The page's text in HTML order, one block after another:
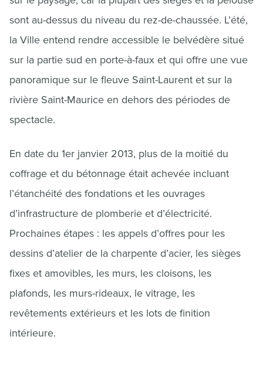
sont au-dessus du niveau du rez-de-chaussée. L’été,
la Ville entend rendre accessible le belvédère situé
sur la partie sud en porte-à-faux et qui offre une vue
panoramique sur le fleuve Saint-Laurent et sur la
rivière Saint-Maurice en dehors des périodes de
spectacle.
En date du 1er janvier 2013, plus de la moitié du
coffrage et du bétonnage était achevée incluant
l’étanchéité des fondations et les ouvrages
d’infrastructure de plomberie et d’électricité.
Prochaines étapes : les appels d’offres pour les
dessins d’atelier de la charpente d’acier, les sièges
fixes et amovibles, les murs, les cloisons, les
plafonds, les murs-rideaux, le vitrage, les
revêtements extérieurs et les lots de finition
intérieure.